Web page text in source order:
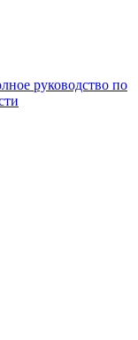
руководство по